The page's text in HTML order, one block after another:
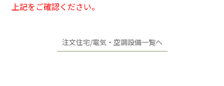
上記をご確認ください。
注文住宅/電気・空調設備一覧へ